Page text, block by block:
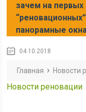
зачем на первых
панорамные
04.10.2018
Главная Новости
Новости реновации